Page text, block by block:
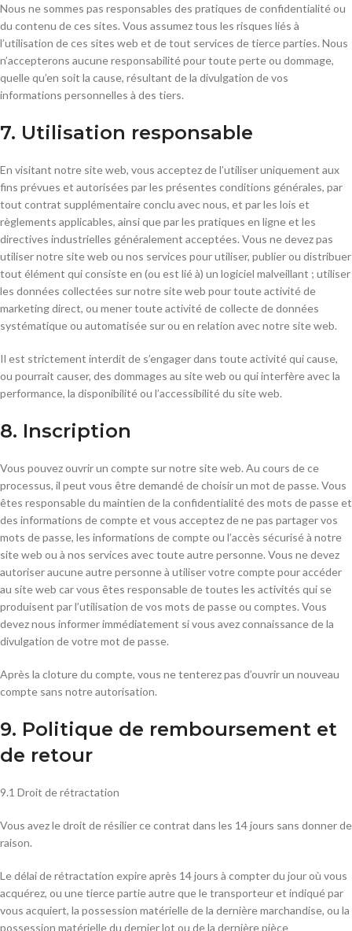
Nous ne sommes pas responsables des pratiques de confidentialité ou
du contenu de ces sites. Vous assumez tous les risques liés à
l’utilisation de ces sites web et de tout services de tierce parties. Nous
n’accepterons aucune responsabilité pour toute perte ou dommage,
quelle qu’en soit la cause, résultant de la divulgation de vos
informations personnelles à des tiers.
7. Utilisation responsable
En visitant notre site web, vous acceptez de l’utiliser uniquement aux
fins prévues et autorisées par les présentes conditions générales, par
tout contrat supplémentaire conclu avec nous, et par les lois et
règlements applicables, ainsi que par les pratiques en ligne et les
directives industrielles généralement acceptées. Vous ne devez pas
utiliser notre site web ou nos services pour utiliser, publier ou distribuer
tout élément qui consiste en (ou est lié à) un logiciel malveillant ; utiliser
les données collectées sur notre site web pour toute activité de
marketing direct, ou mener toute activité de collecte de données
systématique ou automatisée sur ou en relation avec notre site web.
Il est strictement interdit de s’engager dans toute activité qui cause,
ou pourrait causer, des dommages au site web ou qui interfère avec la
performance, la disponibilité ou l’accessibilité du site web.
8. Inscription
Vous pouvez ouvrir un compte sur notre site web. Au cours de ce
processus, il peut vous être demandé de choisir un mot de passe. Vous
êtes responsable du maintien de la confidentialité des mots de passe et
des informations de compte et vous acceptez de ne pas partager vos
mots de passe, les informations de compte ou l’accès sécurisé à notre
site web ou à nos services avec toute autre personne. Vous ne devez
autoriser aucune autre personne à utiliser votre compte pour accéder
au site web car vous êtes responsable de toutes les activités qui se
produisent par l’utilisation de vos mots de passe ou comptes. Vous
devez nous informer immédiatement si vous avez connaissance de la
divulgation de votre mot de passe.
Après la cloture du compte, vous ne tenterez pas d’ouvrir un nouveau
compte sans notre autorisation.
9. Politique de remboursement et
de retour
9.1 Droit de rétractation
Vous avez le droit de résilier ce contrat dans les 14 jours sans donner de
raison.
Le délai de rétractation expire après 14 jours à compter du jour où vous
acquérez, ou une tierce partie autre que le transporteur et indiqué par
vous acquiert, la possession matérielle de la dernière marchandise, ou la
possession matérielle du dernier lot ou de la dernière pièce